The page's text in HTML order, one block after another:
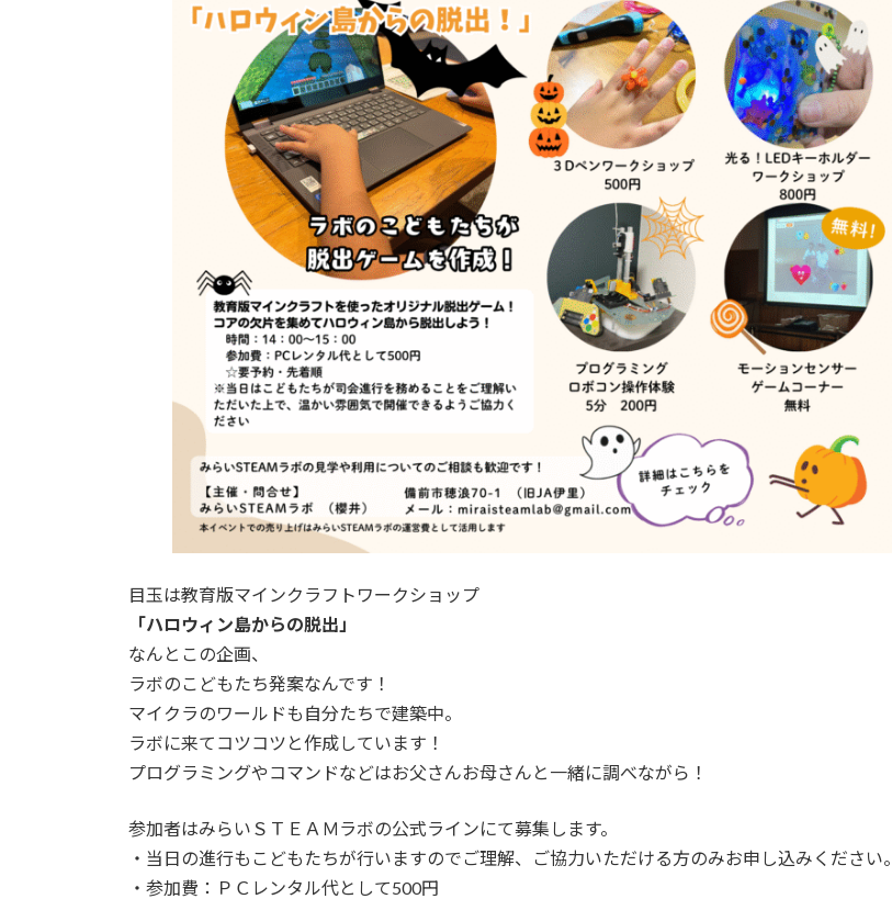
目玉は教育版マインクラフトワークショップ
「ハロウィン島からの脱出」
なんとこの企画、
ラボのこどもたち発案なんです！
マイクラのワールドも自分たちで建築中。
ラボに来てコツコツと作成しています！
プログラミングやコマンドなどはお父さんお母さんと一緒に調べながら！
参加者はみらいＳＴＥＡＭラボの公式ラインにて募集します。
・当日の進行もこどもたちが行いますのでご理解、ご協力いただける方のみお申し込みください。
・参加費：ＰＣレンタル代として500円